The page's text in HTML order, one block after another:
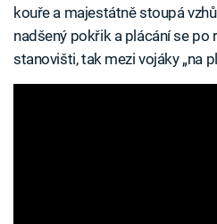
kouře a majestátně stoupá
nadšený pokřik a plácání se po
stanovišti, tak mezi vojáky „na